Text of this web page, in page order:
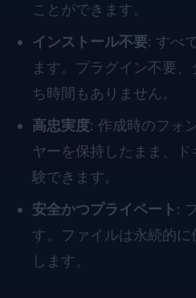
ことができます。
インストール不要: すべ
ます。プラグイン不要
ち時間もありません。
高忠実度: 作成時のフォ
ヤーを保持したまま、
験できます。
安全かつプライベート :
す。ファイルは永続的
します。